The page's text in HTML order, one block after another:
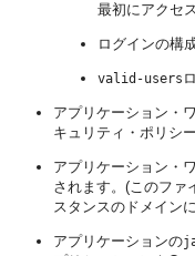
最初にアクセ
ログインの構
valid-users
アプリケーション・
キュリティ・ポリシ
アプリケーション・
されます。(このファ
スタンスのドメイン
アプリケーションの